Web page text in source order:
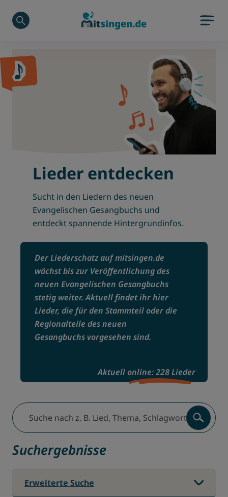
Lieder entdecken
Sucht in den Liedern des neuen
Evangelischen Gesangbuchs und
entdeckt spannende Hintergrundinfos.
Der Liederschatz auf mitsingen.de
wächst bis zur Veröffentlichung des
neuen Evangelischen Gesangbuchs
stetig weiter. Aktuell findet ihr hier
Lieder, die für den Stammteil oder die
Regionalteile des neuen
Gesangbuchs vorgesehen sind.
Aktuell online: 228 Lieder
Suche nach z. B. Lied, Thema, Schlagwort,
Suchergebnisse
Erweiterte Suche